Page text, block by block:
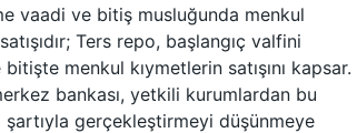
vaadi ve bitiş musluğunda menkul
Ters repo, başlangıç ​​valfini
menkul kıymetlerin satışını kapsar.
bankası, yetkili kurumlardan bu
gerçekleştirmeyi düşünmeye